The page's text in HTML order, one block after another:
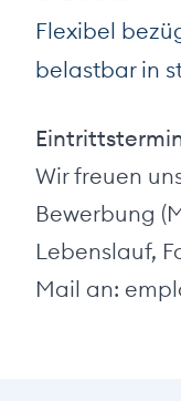
Flexibel
belastbar in
Wir freuen
Bewerbung
Lebenslauf,
Mail an: